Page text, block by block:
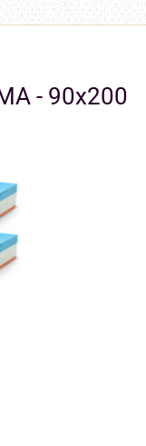
- 90x200